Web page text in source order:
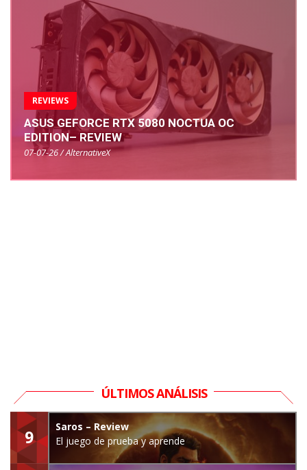
REVIEWS
ASUS GEFORCE RTX 5080 NOCTUA OC
EDITION– REVIEW
07-07-26 / AlternativeX
ÚLTIMOS ANÁLISIS
9
Saros – Review
El juego de prueba y aprende